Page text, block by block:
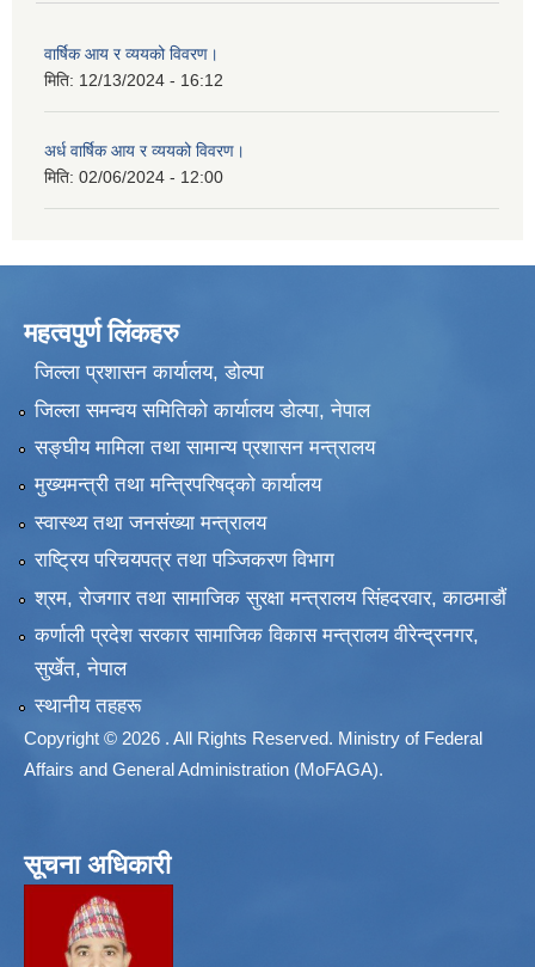
वार्षिक आय र व्ययको विवरण।
मिति: 12/13/2024 - 16:12
अर्ध वार्षिक आय र व्ययको विवरण।
मिति: 02/06/2024 - 12:00
महत्वपुर्ण लिंकहरु
जिल्ला प्रशासन कार्यालय, डोल्पा
जिल्ला समन्वय समितिको कार्यालय डोल्पा, नेपाल
सङ्‍घीय मामिला तथा सामान्य प्रशासन मन्त्रालय
मुख्यमन्त्री तथा मन्त्रिपरिषद्को कार्यालय
स्वास्थ्य तथा जनसंख्या मन्त्रालय
राष्ट्रिय परिचयपत्र तथा पञ्जिकरण विभाग
श्रम, रोजगार तथा सामाजिक सुरक्षा मन्त्रालय सिंहदरवार, काठमाडाैं
कर्णाली प्रदेश सरकार सामाजिक विकास मन्त्रालय वीरेन्द्रनगर,
सुर्खेत, नेपाल
स्थानीय तहहरू
Copyright © 2026 . All Rights Reserved. Ministry of Federal
Affairs and General Administration (MoFAGA).
सूचना अधिकारी